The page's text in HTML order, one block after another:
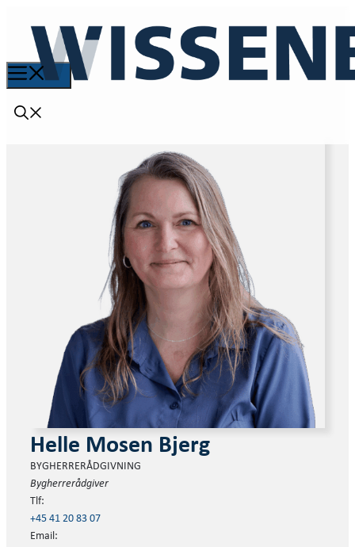
Helle Mosen Bjerg
BYGHERRERÅDGIVNING
Bygherrerådgiver
Tlf:
+45 41 20 83 07
Email: